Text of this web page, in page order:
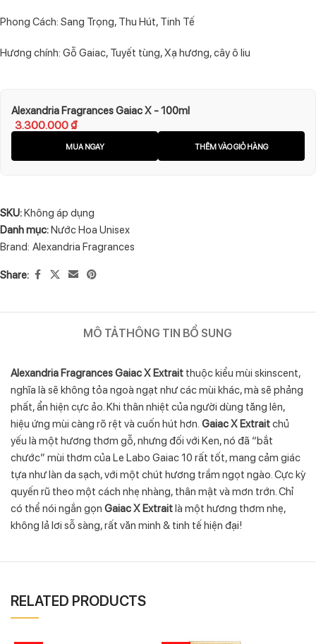
Phong Cách: Sang Trọng, Thu Hút, Tinh Tế
Hương chính: Gỗ Gaiac, Tuyết tùng, Xạ hương, cây ô liu
Alexandria Fragrances Gaiac X - 100ml
3.300.000₫
MUA NGAY THÊM VÀO GIỎ HÀNG
SKU:Không áp dụng
Danh mục:Nước Hoa Unisex
Brand: Alexandria Fragrances
Share:
MÔ TẢTHÔNG TIN BỔ SUNG
Alexandria Fragrances Gaiac X Extrait thuộc kiểu mùi skinscent,
nghĩa là sẽ không tỏa ngoà ngạt như các mùi khác, mà sẽ phảng
phất, ẩn hiện cực ảo. Khi thân nhiệt của người dùng tăng lên,
hiệu ứng mùi càng rõ rệt và cuốn hút hơn. Gaiac X Extraitchủ
yếu là một hương thơm gỗ, nhưng đối với Ken, nó đã “bắt
chước” mùi thơm của Le Labo Gaiac 10 rất tốt, mang cảm giác
tựa như làn da sạch, với một chút hương trầm ngọt ngào. Cực kỳ
quyến rũ theo một cách nhẹ nhàng, thân mật và mơn trớn. Chỉ
có thể nói ngắn gọn Gaiac X Extraitlà một hương thơm nhẹ,
không lả lơi sỗ sàng, rất văn minh & tinh tế hiện đại!
RELATED PRODUCTS